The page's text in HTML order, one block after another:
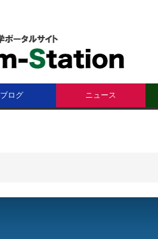
ブログ ニュース